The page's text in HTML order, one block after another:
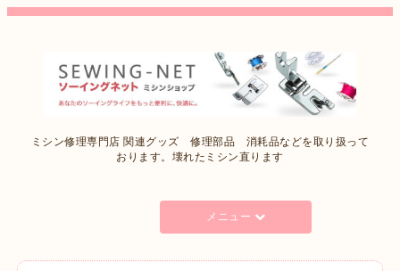
ミシン修理専門店 関連グッズ 修理部品 消耗品などを取り扱って
おります。壊れたミシン直ります
メニュー